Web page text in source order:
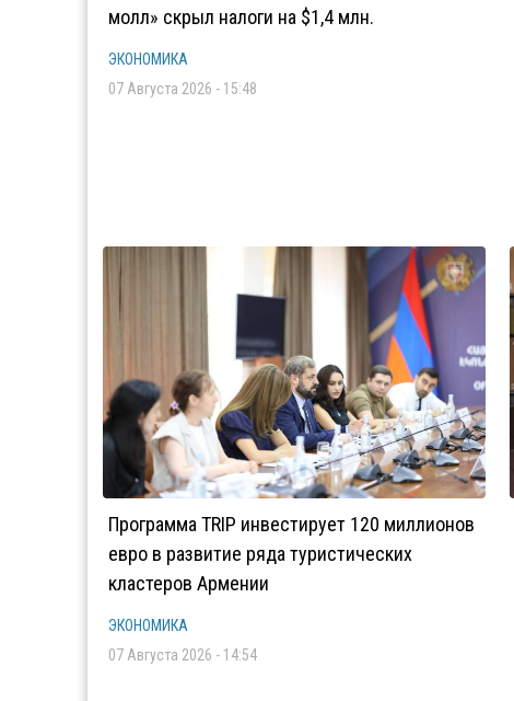
молл» скрыл налоги на $1,4 млн.
ЭКОНОМИКА
07 Августа 2026 - 15:48
Программа TRIP инвестирует 120 миллионов
евро в развитие ряда туристических
кластеров Армении
ЭКОНОМИКА
07 Августа 2026 - 14:54